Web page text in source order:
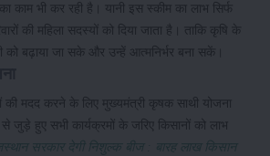
काम भी कर रही है। यानी इस स्कीम का लाभ सिर्फ
की महिला सदस्यों को दिया जाता है। ताकि कृषि के
को बढ़ाया जा सके और उन्हें आत्मनिर्भर बना सकें।
की मदद करने के लिए मुख्यमंत्री कृषक साथी योजना
हुए सभी कार्यक्रमों के जरिए किसानों को लाभ
सरकार देगी निशुल्क बीज : बारह लाख किसान